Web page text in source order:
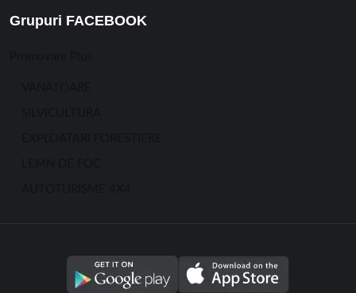
Grupuri FACEBOOK